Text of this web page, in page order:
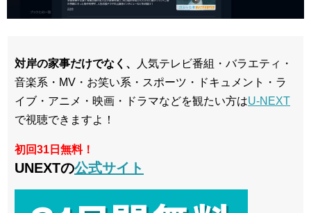
対岸の家事だけでなく、
人気テレビ番組・バラエティ・
音楽系・MV・お笑い系・スポーツ・ドキュメント・ラ
イブ・アニメ・映画・ドラマなどを観たい方はU-NEXT
で視聴できますよ！
初回31日無料！
UNEXTの公式サイト